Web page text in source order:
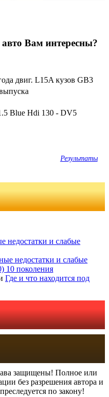
Вам интересны?
двиг. L15A кузов GB3
Blue Hdi 130 - DV5
Результаты
недостатки и слабые
недостатки и слабые
10 поколения
Где и что находится под
защищены! Полное или
без разрешения автора и
по закону!